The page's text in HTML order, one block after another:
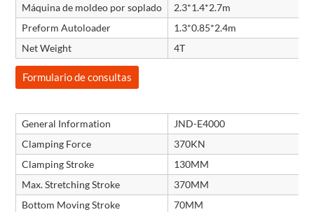
Máquina de moldeo por soplado
2.3*1.4*2.7m
Preform Autoloader
1.3*0.85*2.4m
Net Weight
4T
Formulario de consultas
General Information
JND-E4000
Clamping Force
370KN
Clamping Stroke
130MM
Max. Stretching Stroke
370MM
Bottom Moving Stroke
70MM